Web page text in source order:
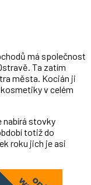
má společnost
Ta zatím
města. Kocián ji
v celém
nabírá stovky
totiž do
roku jich je asi